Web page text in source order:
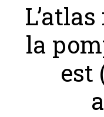
la
est